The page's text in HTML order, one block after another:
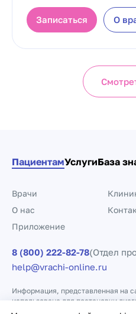
Записаться О
ПациентамУслугиБаза
Врачи
О нас
Приложение
8 (800) 222-82-78(Отдел
help@vrachi-online.ru
Информация, представленная на
использована для постановки
заменяет прием врача.